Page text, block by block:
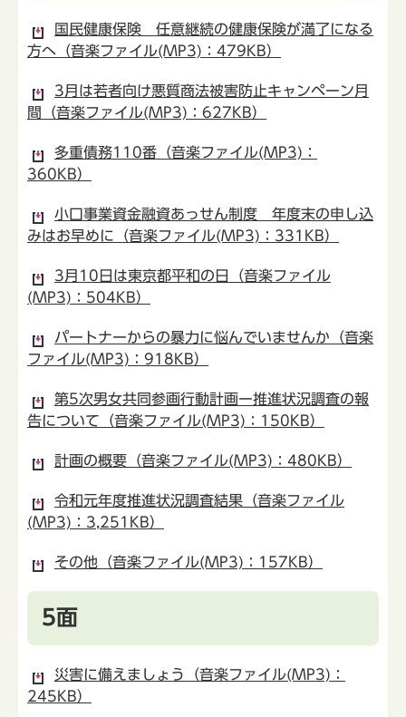
国民健康保険 任意継続の健康保険が満了になる
方へ（音楽ファイル(MP3)：479KB）
3月は若者向け悪質商法被害防止キャンペーン月
間（音楽ファイル(MP3)：627KB）
多重債務110番（音楽ファイル(MP3)：
360KB）
小口事業資金融資あっせん制度 年度末の申し込
みはお早めに（音楽ファイル(MP3)：331KB）
3月10日は東京都平和の日（音楽ファイル
(MP3)：504KB）
パートナーからの暴力に悩んでいませんか（音楽
ファイル(MP3)：918KB）
第5次男女共同参画行動計画ー推進状況調査の報
告について（音楽ファイル(MP3)：150KB）
計画の概要（音楽ファイル(MP3)：480KB）
令和元年度推進状況調査結果（音楽ファイル
(MP3)：3,251KB）
その他（音楽ファイル(MP3)：157KB）
5面
災害に備えましょう（音楽ファイル(MP3)：
245KB）